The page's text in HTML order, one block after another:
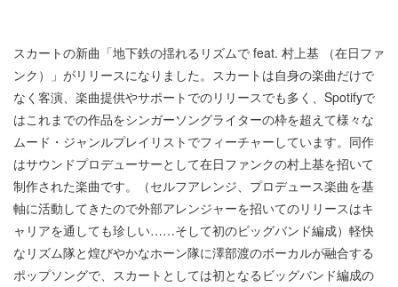
スカートの新曲「地下鉄の揺れるリズムで feat. 村上基 （在日ファ
ンク）」がリリースになりました。スカートは自身の楽曲だけで
なく客演、楽曲提供やサポートでのリリースでも多く、Spotifyで
はこれまでの作品をシンガーソングライターの枠を超えて様々な
ムード・ジャンルプレイリストでフィーチャーしています。同作
はサウンドプロデューサーとして在日ファンクの村上基を招いて
制作された楽曲です。（セルフアレンジ、プロデュース楽曲を基
軸に活動してきたので外部アレンジャーを招いてのリリースはキ
ャリアを通しても珍しい……そして初のビッグバンド編成）軽快
なリズム隊と煌びやかなホーン隊に澤部渡のボーカルが融合する
ポップソングで、スカートとしては初となるビッグバンド編成の